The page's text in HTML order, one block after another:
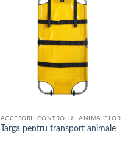
ACCESORII CONTROLUL ANIMALELOR
Targa pentru transport animale